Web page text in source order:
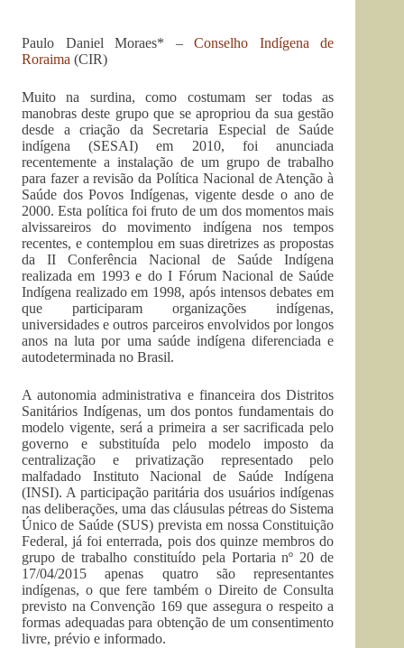
Paulo Daniel Moraes* –Conselho Indígena de
Roraima (CIR)
Muito na surdina, como costumam ser todas as
manobras deste grupo que se apropriou da sua gestão
desde a criação da Secretaria Especial de Saúde
indígena (SESAI) em 2010, foi anunciada
recentemente a instalação de um grupo de trabalho
para fazer a revisão da Política Nacional de Atenção à
Saúde dos Povos Indígenas, vigente desde o ano de
2000. Esta política foi fruto de um dos momentos mais
alvissareiros do movimento indígena nos tempos
recentes, e contemplou em suas diretrizes as propostas
da II Conferência Nacional de Saúde Indígena
realizada em 1993 e do I Fórum Nacional de Saúde
Indígena realizado em 1998, após intensos debates em
que participaram organizações indígenas,
universidades e outros parceiros envolvidos por longos
anos na luta por uma saúde indígena diferenciada e
autodeterminada no Brasil.
A autonomia administrativa e financeira dos Distritos
Sanitários Indígenas, um dos pontos fundamentais do
modelo vigente, será a primeira a ser sacrificada pelo
governo e substituída pelo modelo imposto da
centralização e privatização representado pelo
malfadado Instituto Nacional de Saúde Indígena
(INSI). A participação paritária dos usuários indígenas
nas deliberações, uma das cláusulas pétreas do Sistema
Único de Saúde (SUS) prevista em nossa Constituição
Federal, já foi enterrada, pois dos quinze membros do
grupo de trabalho constituído pela Portaria nº 20 de
17/04/2015 apenas quatro são representantes
indígenas, o que fere também o Direito de Consulta
previsto na Convenção 169 que assegura o respeito a
formas adequadas para obtenção de um consentimento
livre, prévio e informado.